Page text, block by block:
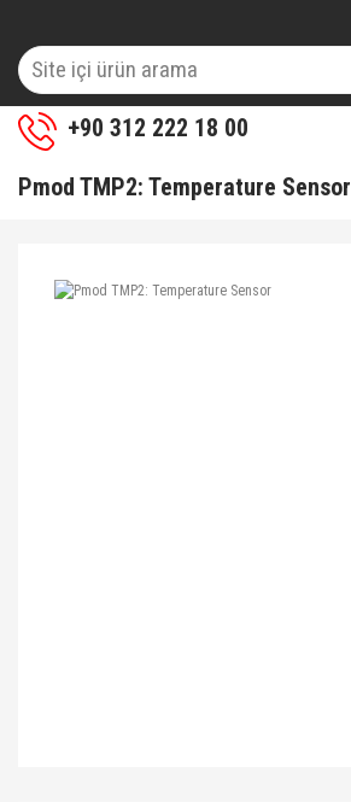
+90 312 222 18 00
Pmod TMP2: Temperature Sensor